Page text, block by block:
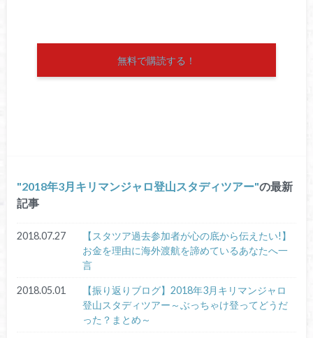
無料で購読する！
2018年3月キリマンジャロ登山スタディツアー の最新
記事
2018.07.27
【スタツア過去参加者が心の底から伝えたい!】
お金を理由に海外渡航を諦めているあなたへ一
言
2018.05.01
【振り返りブログ】2018年3月キリマンジャロ
登山スタディツアー～ぶっちゃけ登ってどうだ
った？まとめ～